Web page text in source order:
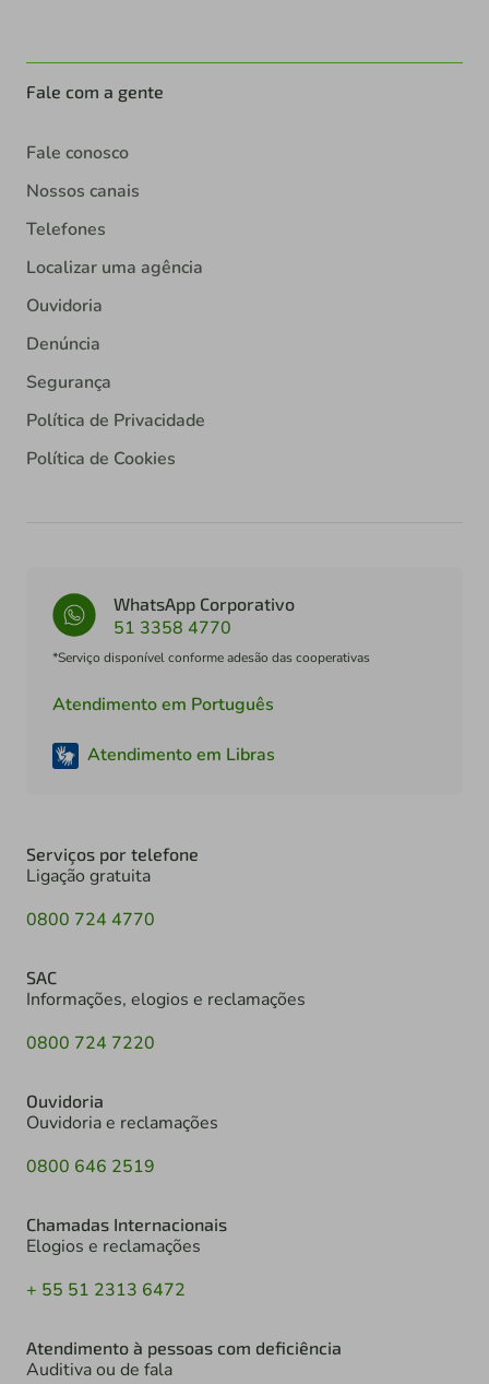
Fale com a gente
Fale conosco
Nossos canais
Telefones
Localizar uma agência
Ouvidoria
Denúncia
Segurança
Política de Privacidade
Política de Cookies
WhatsApp Corporativo
51 3358 4770
*Serviço disponível conforme adesão das cooperativas
Atendimento em Português
Atendimento em Libras
Serviços por telefone
Ligação gratuita
0800 724 4770
SAC
Informações, elogios e reclamações
0800 724 7220
Ouvidoria
Ouvidoria e reclamações
0800 646 2519
Chamadas Internacionais
Elogios e reclamações
+ 55 51 2313 6472
Atendimento à pessoas com deficiência
Auditiva ou de fala